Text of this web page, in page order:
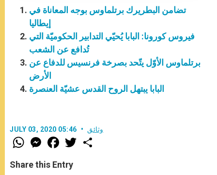
تضامن البطريرك برتلماوس بوجه المعاناة في
إيطاليا
فيروس كورونا: البابا يُحيّي التدابير الحكوميّة التي
تُدافع عن الشعب
برتلماوس الأوّل يتّحد بصرخة فرنسيس للدفاع عن
الأرض
البابا يبتهل الروح القدس عشيّة العنصرة
JULY 03, 2020 05:46 وثائق
W
h
t
s
M
e
s
e
F
a
e
b
w
Share this Entry